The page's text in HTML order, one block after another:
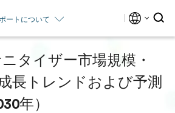
ートについて
タイザー市場規模・
長トレンドおよび予測
年）